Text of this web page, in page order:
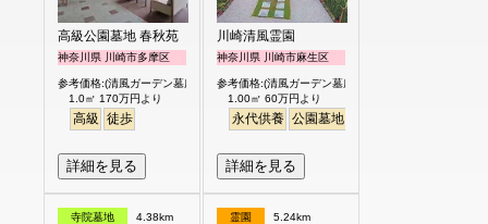
高級公園墓地 春秋苑
神奈川県 川崎市多摩区
参考価格:(清風ガーデン墓所)
1.0㎡ 170万円より
高級 徒歩
詳細を見る
川崎清風霊園
神奈川県 川崎市麻生区
参考価格:(清風ガーデン墓所)
1.00㎡ 60万円より
永代供養 公園墓地
詳細を見る
寺院墓地 4.38km 霊園 5.24km